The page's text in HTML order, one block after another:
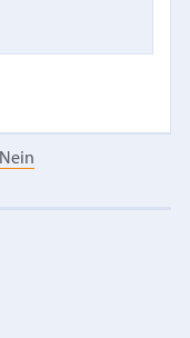
Nein